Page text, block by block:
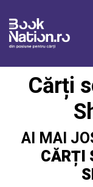
Cărți
AI MAI
CĂRȚI